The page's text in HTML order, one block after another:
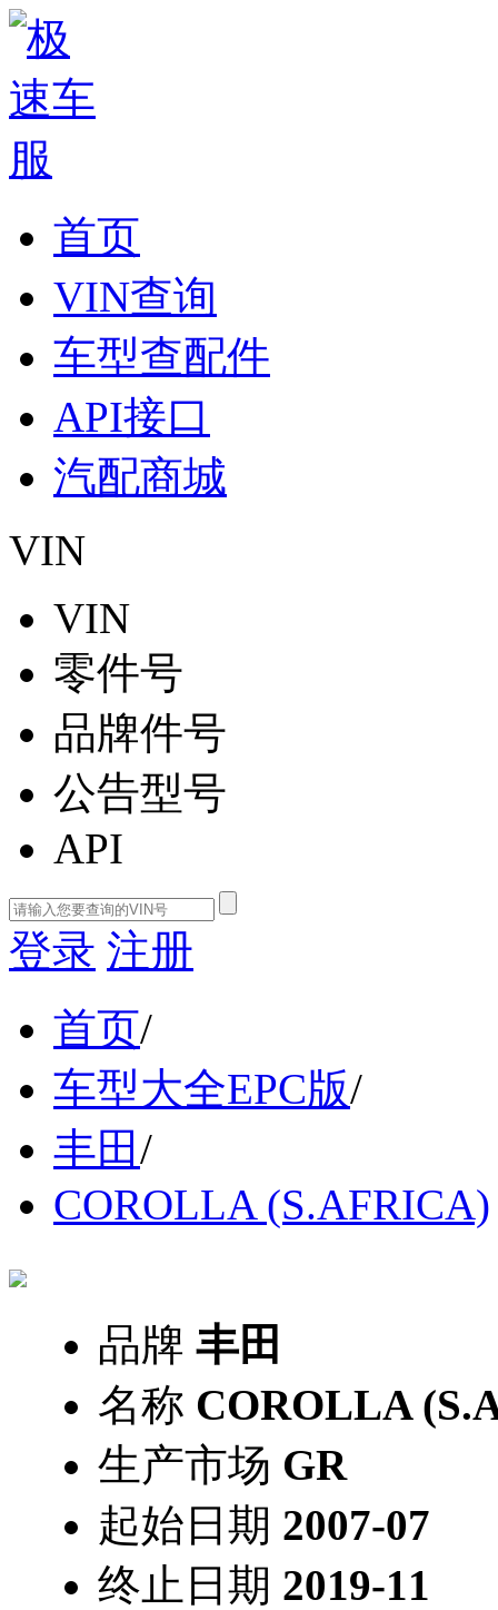
首页
VIN查询
车型查配件
API接口
汽配商城
VIN
VIN
零件号
品牌件号
公告型号
API
登录 注册
首页/
车型大全EPC版/
丰田 /
COROLLA (S.AFRICA)
品牌 丰田
名称 COROLLA
生产市场 GR
起始日期 2007-07
终止日期 2019-11